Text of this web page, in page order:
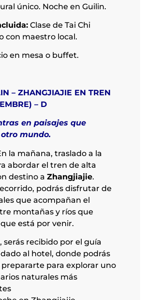
único. Noche en Guilin.
Clase de Tai Chi
con maestro local.
en mesa o buffet.
– ZHANGJIAJIE EN TREN
– D
en paisajes que
mundo.
la mañana, traslado a la
abordar el tren de alta
destino a Zhangjiajie.
podrás disfrutar de
que acompañan el
montañas y ríos que
está por venir.
serás recibido por el guía
al hotel, donde podrás
prepararte para explorar uno
naturales más